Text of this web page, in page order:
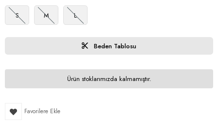
S M L
Beden Tablosu
Ürün stoklarımızda kalmamıştır.
Favorilere Ekle